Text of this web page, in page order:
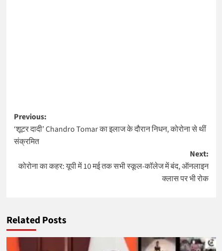
Post
navigation
Previous:
‘शूटर दादी’ Chandro Tomar का इलाज के दौरान निधन, कोरोना से थीं
संक्रमित
Next:
कोरोना का कहर: यूपी में 10 मई तक सभी स्कूल-कॉलेज में बंद, ऑनलाइन
क्लास पर भी रोक
Related Posts